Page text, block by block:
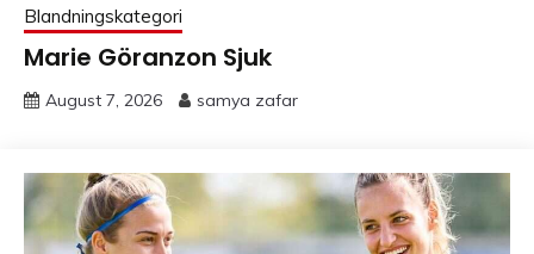
Blandningskategori
Marie Göranzon Sjuk
August 7, 2026 samya zafar